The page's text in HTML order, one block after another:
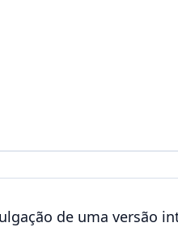
de uma versão